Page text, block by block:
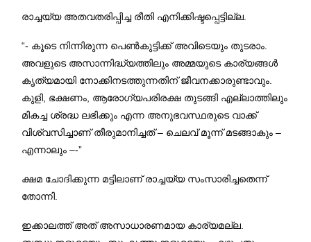
രാച്ചയ്യ അതവതരിപ്പിച്ച രീതി എനിക്കിഷ്ടപ്പെട്ടില്ല.
“- കൂടെ നിന്നിരുന്ന പെണ്‍കുട്ടിക്ക് അവിടെയും തുടരാം.
അവളുടെ അസാന്നിദ്ധ്യത്തിലും അമ്മയുടെ കാര്യങ്ങള്‍
കൃത്യമായി നോക്കിനടത്തുന്നതിന് ജീവനക്കാരുണ്ടാവും.
കുളി, ഭക്ഷണം, ആരോഗ്യപരിരക്ഷ തുടങ്ങി എല്ലാത്തിലും
മികച്ച ശ്രദ്ധ ലഭിക്കും എന്ന അനുഭവസ്ഥരുടെ വാക്ക്
വിശ്വസിച്ചാണ് തീരുമാനിച്ചത് – ചെലവ് മൂന്ന് മടങ്ങാകും –
എന്നാലും –-”
ക്ഷമ ചോദിക്കുന്ന മട്ടിലാണ് രാച്ചയ്യ സംസാരിച്ചതെന്ന്
തോന്നി.
ഇക്കാലത്ത് അത് അസാധാരണമായ കാര്യമല്ല.